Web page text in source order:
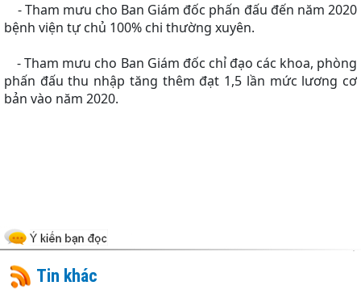
- Tham mưu cho Ban Giám đốc phấn đấu đến năm 2020
bệnh viện tự chủ 100% chi thường xuyên.
- Tham mưu cho Ban Giám đốc chỉ đạo các khoa, phòng
phấn đấu thu nhập tăng thêm đạt 1,5 lần mức lương cơ
bản vào năm 2020.
Tin khác